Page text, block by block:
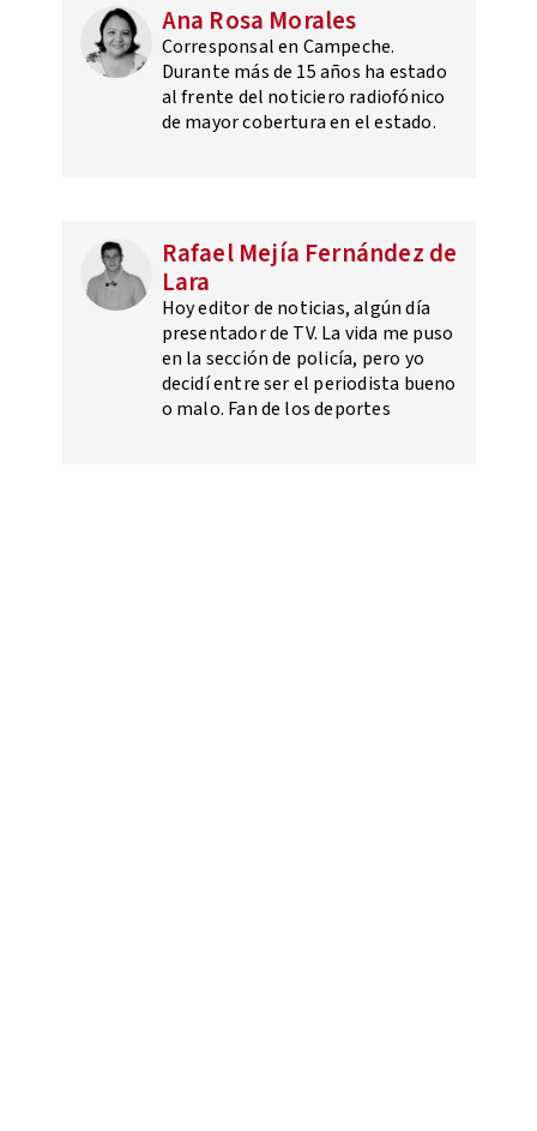
Ana Rosa Morales
Corresponsal en Campeche.
Durante más de 15 años ha estado
al frente del noticiero radiofónico
de mayor cobertura en el estado.
Rafael Mejía Fernández de
Lara
Hoy editor de noticias, algún día
presentador de TV. La vida me puso
en la sección de policía, pero yo
decidí entre ser el periodista bueno
o malo. Fan de los deportes